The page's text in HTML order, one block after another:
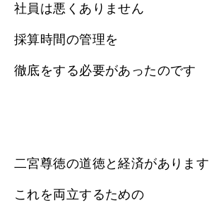
社員は悪くありません
採算時間の管理を
徹底をする必要があったのです
二宮尊徳の道徳と経済があります
これを両立するための